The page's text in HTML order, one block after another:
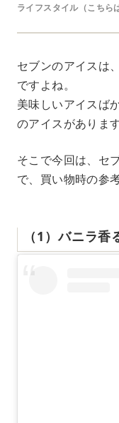
ライフスタイル（こちら
セブンのアイスは
ですよね。
美味しいアイスば
のアイスがあります
そこで今回は、セ
で、買い物時の参
（1）バニラ